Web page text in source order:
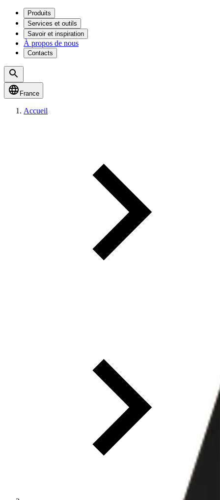
Produits
Services et outils
Savoir et inspiration
À propos de nous
Contacts
France
Accueil